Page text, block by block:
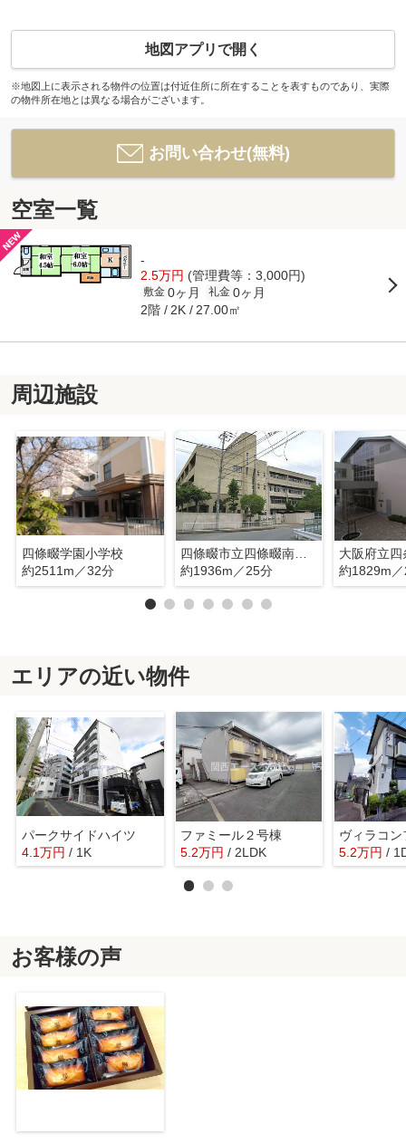
地図アプリで開く
※地図上に表示される物件の位置は付近住所に所在することを表すものであり、実際
の物件所在地とは異なる場合がございます。
お問い合わせ(無料)
空室一覧
-
2.5万円 (管理費等：3,000円)
敷金 0ヶ月 礼金 0ヶ月
2階 2K 27.00㎡
周辺施設
四條畷学園小学校
約2511m／32分
四條畷市立四條畷南中学校
約1936m／25分
約1829m
エリアの近い物件
パークサイドハイツ
4.1万円 / 1K
ファミール２号棟
5.2万円 / 2LDK
ヴィラコン
5.2万円 /
お客様の声